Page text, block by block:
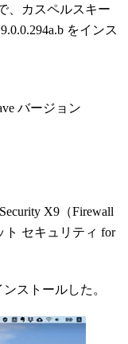
、カスペルスキー
をインス
バージョン
X9（Firewall
セキュリティ for
ストールした。